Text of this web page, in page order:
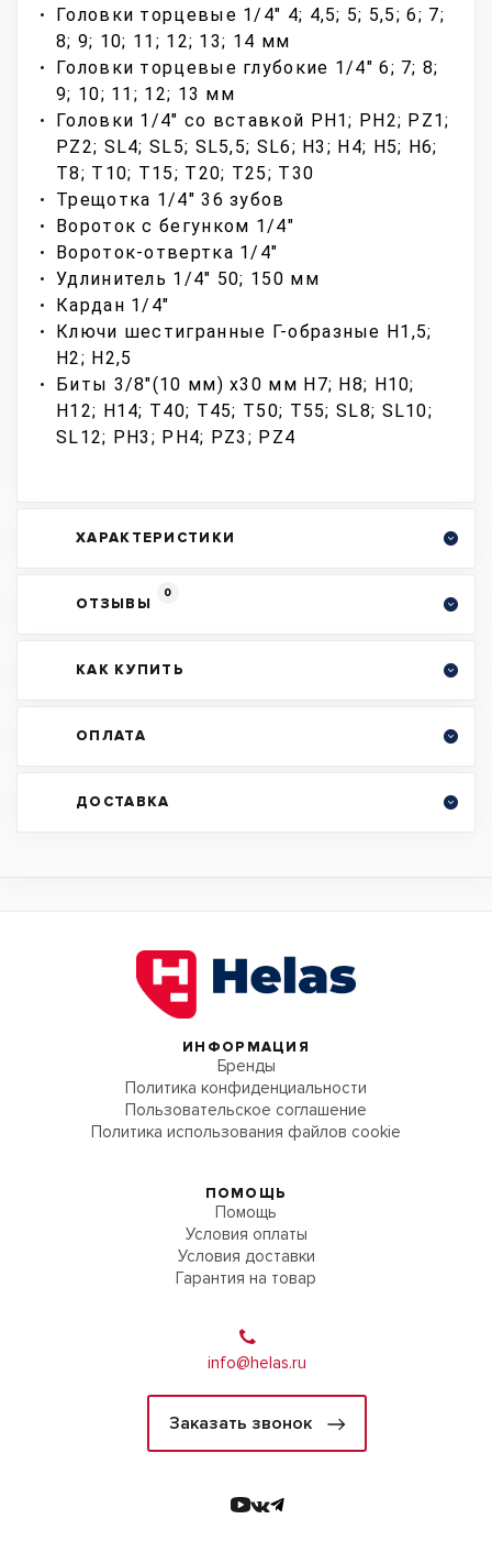
Головки торцевые 1/4" 4; 4,5; 5; 5,5; 6; 7;
8; 9; 10; 11; 12; 13; 14 мм
Головки торцевые глубокие 1/4" 6; 7; 8;
9; 10; 11; 12; 13 мм
Головки 1/4" со вставкой PH1; PH2; PZ1;
PZ2; SL4; SL5; SL5,5; SL6; H3; H4; H5; H6;
T8; T10; T15; T20; T25; T30
Трещотка 1/4" 36 зубов
Вороток с бегунком 1/4"
Вороток-отвертка 1/4"
Удлинитель 1/4" 50; 150 мм
Кардан 1/4"
Ключи шестигранные Г-образные H1,5;
H2; H2,5
Биты 3/8"(10 мм) х30 мм H7; H8; H10;
H12; H14; T40; T45; T50; T55; SL8; SL10;
SL12; PH3; PH4; PZ3; PZ4
ХАРАКТЕРИСТИКИ
ОТЗЫВЫ
0
КАК КУПИТЬ
ОПЛАТА
ДОСТАВКА
ИНФОРМАЦИЯ
Бренды
Политика конфиденциальности
Пользовательское соглашение
Политика использования файлов cookie
ПОМОЩЬ
Помощь
Условия оплаты
Условия доставки
Гарантия на товар
info@helas.ru
Заказать звонок